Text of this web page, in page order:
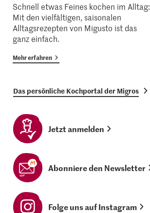
Schnell etwas Feines kochen im Alltag:
Mit den vielfältigen, saisonalen
Alltagsrezepten von Migusto ist das
ganz einfach.
Mehr erfahren
Das persönliche Kochportal der Migros
Jetzt anmelden
Abonniere den Newsletter
Folge uns auf Instagram